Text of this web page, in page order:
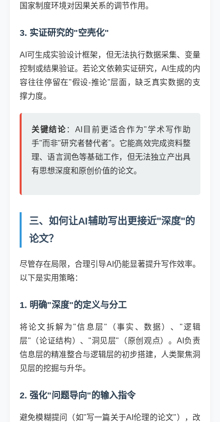
国家制度环境对因果关系的调节作用。
3. 实证研究的"空壳化"
AI可生成实验设计框架，但无法执行数据采集、变量
控制或结果验证。若论文依赖实证研究，AI生成的内
容往往停留在"假设-推论"层面，缺乏真实数据的支
撑力度。
关键结论 ：AI目前更适合作为"学术写作助
手"而非"研究者替代者"。它能高效完成资料整
理、语言润色等基础工作，但无法独立产出具
有思想深度和原创价值的论文。
三、如何让AI辅助写出更接近"深度"的
论文？
尽管存在局限，合理引导AI仍能显著提升写作效率。
以下是实用策略：
1. 明确"深度"的定义与分工
将论文拆解为"信息层"（事实、数据）、"逻辑
层"（论证结构）、"洞见层"（原创观点）。AI负责
信息层的精准整合与逻辑层的初步搭建，人类聚焦洞
见层的挖掘与升华。
2. 强化"问题导向"的输入指令
避免模糊提问（如"写一篇关于AI伦理的论文"），改